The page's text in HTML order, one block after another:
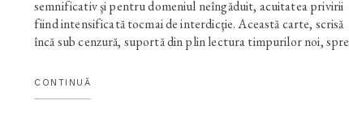
semnificativ şi pentru domeniul neîngăduit, acuitatea privirii
fiind intensificată tocmai de interdicţie. Această carte, scrisă
încă sub cenzură, suportă din plin lectura timpurilor noi, spre
(Monica LOVINESCU)
Dincolo de lucidul tablou al unei existenţe în nuanţe terne,
CONTINUĂ